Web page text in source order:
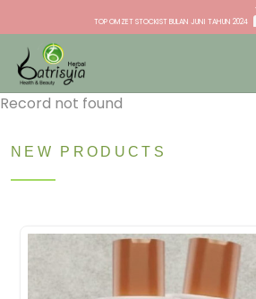
TOP OMZET STOCKIST BULAN JUNI TAHUN 2024
TOP OMZET DU & AGEN BULAN JUNI TAHUN 2024
Record not found
NEW PRODUCTS